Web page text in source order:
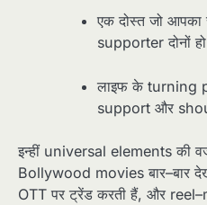
एक दोस्त जो
supporter दोनों हो
लाइफ के turning
support और
इन्हीं universal elements की
Bollywood movies बार–बार
OTT पर ट्रेंड करती हैं, और